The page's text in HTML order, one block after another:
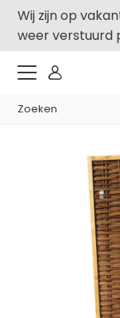
Wij zijn op
weer verstuurd